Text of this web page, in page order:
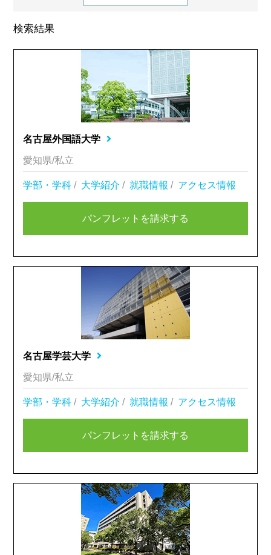
検索結果
名古屋外国語大学
愛知県/私立
学部・学科 / 大学紹介 / 就職情報 / アクセス情報
パンフレットを請求する
名古屋学芸大学
愛知県/私立
学部・学科 / 大学紹介 / 就職情報 / アクセス情報
パンフレットを請求する